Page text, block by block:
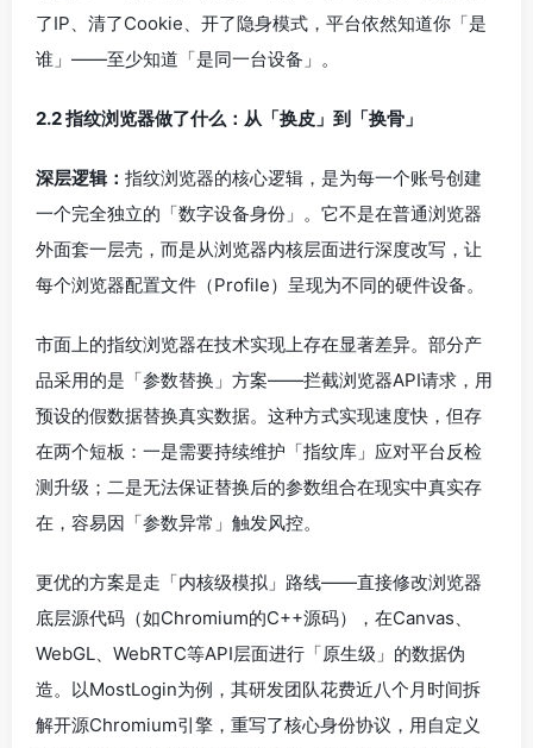
了IP、清了Cookie、开了隐身模式，平台依然知道你「是
谁」——至少知道「是同一台设备」。
2.2 指纹浏览器做了什么：从「换皮」到「换骨」
深层逻辑： 指纹浏览器的核心逻辑，是为每一个账号创建
一个完全独立的「数字设备身份」。它不是在普通浏览器
外面套一层壳，而是从浏览器内核层面进行深度改写，让
每个浏览器配置文件（Profile）呈现为不同的硬件设备。
市面上的指纹浏览器在技术实现上存在显著差异。部分产
品采用的是「参数替换」方案——拦截浏览器API请求，用
预设的假数据替换真实数据。这种方式实现速度快，但存
在两个短板：一是需要持续维护「指纹库」应对平台反检
测升级；二是无法保证替换后的参数组合在现实中真实存
在，容易因「参数异常」触发风控。
更优的方案是走「内核级模拟」路线——直接修改浏览器
底层源代码（如Chromium的C++源码），在Canvas、
WebGL、WebRTC等API层面进行「原生级」的数据伪
造。以MostLogin为例，其研发团队花费近八个月时间拆
解开源Chromium引擎，重写了核心身份协议，用自定义